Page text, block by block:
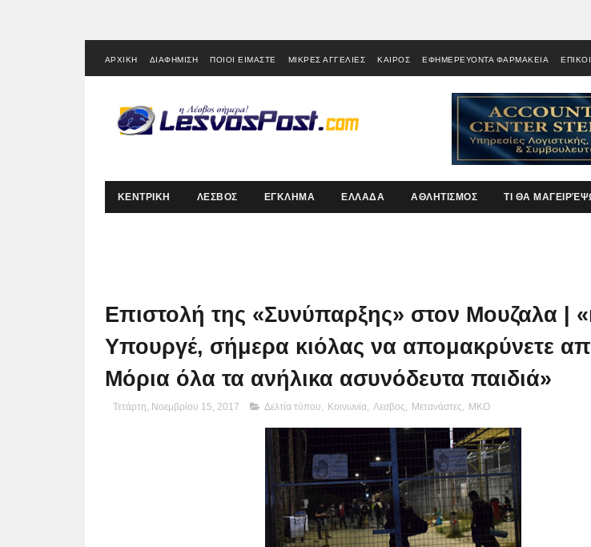
ΑΡΧΙΚΗ ΔΙΑΦΗΜΙΣΗ ΠΟΙΟΙ ΕΙΜΑΣΤΕ ΜΙΚΡΕΣ ΑΓΓΕΛΙΕΣ ΚΑΙΡΟΣ ΕΦΗΜΕΡΕΥΟΝΤΑ ΦΑΡΜΑΚΕΙΑ
ΚΕΝΤΡΙΚΗ ΛΕΣΒΟΣ ΕΓΚΛΗΜΑ ΕΛΛΑΔΑ ΑΘΛΗΤΙΣΜΟΣ ΤΙ ΘΑ
Επιστολή της «Συνύπαρξης» στον Μουζαλα |
Υπουργέ, σήμερα κιόλας να απομακρύνετε
Μόρια όλα τα ανήλικα ασυνόδευτα παιδιά»
Τετάρτη, Νοεμβρίου 15, 2017 Δελτία τύπου, Κοινωνία, Λεσβος, Μετανάστες, ΜΚΟ